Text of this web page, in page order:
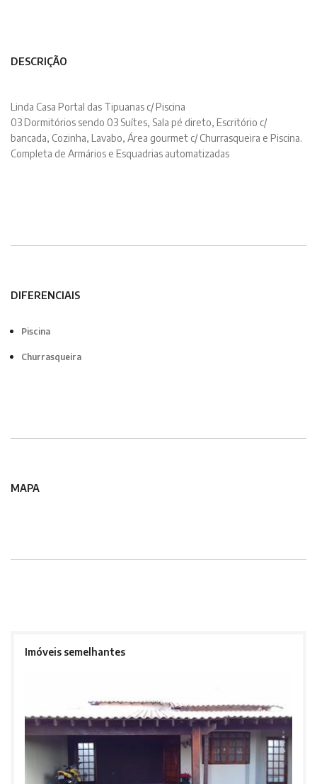
DESCRIÇÃO
Linda Casa Portal das Tipuanas c/ Piscina
03 Dormitórios sendo 03 Suítes, Sala pé direto, Escritório c/
bancada, Cozinha, Lavabo, Área gourmet c/ Churrasqueira e Piscina.
Completa de Armários e Esquadrias automatizadas
DIFERENCIAIS
Piscina
Churrasqueira
MAPA
Imóveis semelhantes